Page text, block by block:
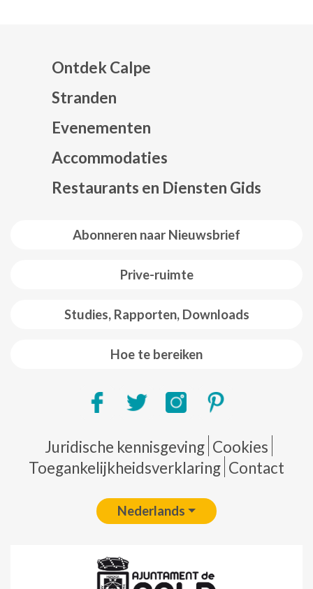
Abonneren naar Nieuwsbrief
Prive-ruimte
Studies, Rapporten, Downloads
Hoe te bereiken
Ontdek Calpe
Stranden
Evenementen
Accommodaties
Restaurants en Diensten Gids
Pie de página
Juridische kennisgeving Cookies
Toegankelijkheidsverklaring Contact
Nederlands